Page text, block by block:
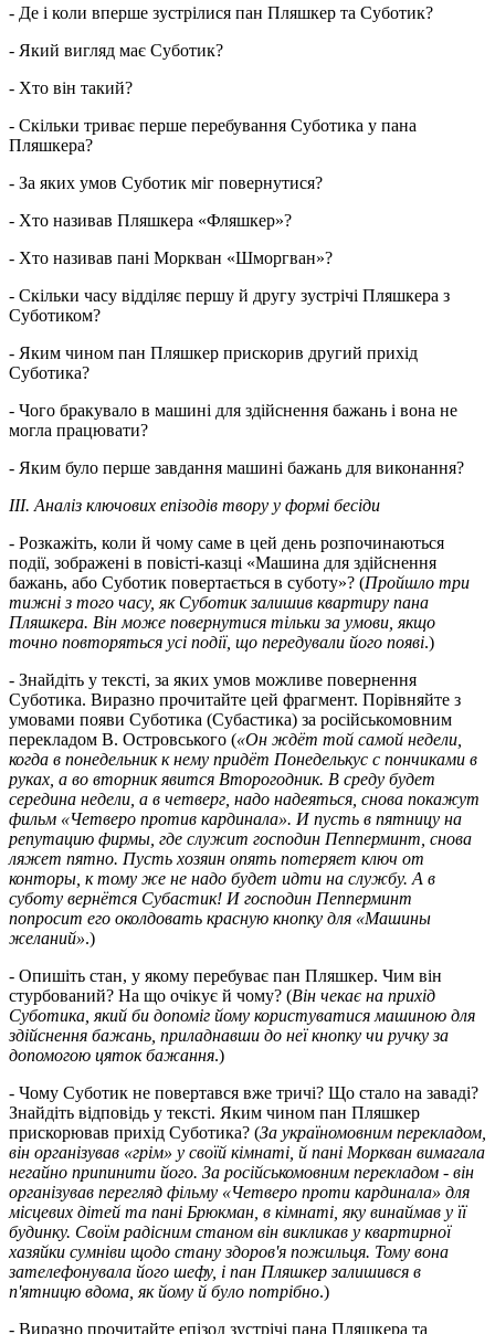
- Де і коли вперше зустрілися пан Пляшкер та Суботик?
- Який вигляд має Суботик?
- Хто він такий?
- Скільки триває перше перебування Суботика у пана
Пляшкера?
- За яких умов Суботик міг повернутися?
- Хто називав Пляшкера «Фляшкер»?
- Хто називав пані Моркван «Шморгван»?
- Скільки часу відділяє першу й другу зустрічі Пляшкера з
Суботиком?
- Яким чином пан Пляшкер прискорив другий прихід
Суботика?
- Чого бракувало в машині для здійснення бажань і вона не
могла працювати?
- Яким було перше завдання машині бажань для виконання?
III. Аналіз ключових епізодів твору у формі бесіди
- Розкажіть, коли й чому саме в цей день розпочинаються
події, зображені в повісті-казці «Машина для здійснення
бажань, або Суботик повертається в суботу»? (Пройшло три
тижні з того часу, як Суботик залишив квартиру пана
Пляшкера. Він може повернутися тільки за умови, якщо
точно повторяться усі події, що передували його появі.)
- Знайдіть у тексті, за яких умов можливе повернення
Суботика. Виразно прочитайте цей фрагмент. Порівняйте з
умовами появи Суботика (Субастика) за російськомовним
перекладом В. Островського («Он ждёт той самой недели,
когда в понедельник к нему придёт Понеделькус с пончиками в
руках, а во вторник явится Второгодник. В среду будет
середина недели, а в четверг, надо надеяться, снова покажут
фильм «Четверо против кардинала». И пусть в пятницу на
репутацию фирмы, где служит господин Пепперминт, снова
ляжет пятно. Пусть хозяин опять потеряет ключ от
конторы, к тому же не надо будет идти на службу. А в
суботу вернётся Субастик! И господин Пепперминт
попросит его околдовать красную кнопку для «Машины
желаний».)
- Опишіть стан, у якому перебуває пан Пляшкер. Чим він
стурбований? На що очікує й чому? (Він чекає на прихід
Суботика, який би допоміг йому користуватися машиною для
здійснення бажань, приладнавши до неї кнопку чи ручку за
допомогою цяток бажання.)
- Чому Суботик не повертався вже тричі? Що стало на заваді?
Знайдіть відповідь у тексті. Яким чином пан Пляшкер
прискорював прихід Суботика? (За україномовним перекладом,
він організував «грім» у своїй кімнаті, й пані Моркван вимагала
негайно припинити його. За російськомовним перекладом - він
організував перегляд фільму «Четверо проти кардинала» для
місцевих дітей та пані Брюкман, в кімнаті, яку винаймав у її
будинку. Своїм радісним станом він викликав у квартирної
хазяйки сумніви щодо стану здоров'я пожильця. Тому вона
зателефонувала його шефу, і пан Пляшкер залишився в
п'ятницю вдома, як йому й було потрібно.)
- Виразно прочитайте епізод зустрічі пана Пляшкера та